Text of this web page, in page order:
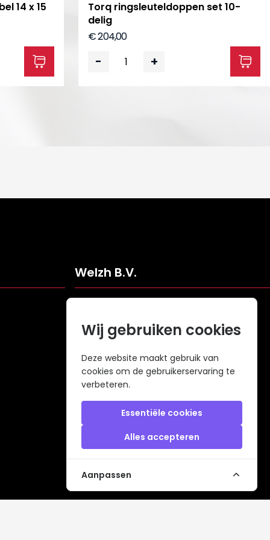
14 x 15
Torq ringsleuteldoppen set 10-
delig
€ 204,00
- +
Welzh B.V.
Nederland
info@welzh.nl
+31 (0)6 26 51 83 20
KVK: 68977387
BTW: NL857672988B01
Wij gebruiken cookies
Deze website maakt gebruik van
cookies om de gebruikerservaring te
verbeteren.
Essentiële cookies
Alles accepteren
Aanpassen